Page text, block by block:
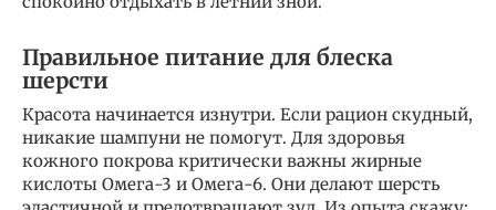
Правильное питание для блеска
шерсти
Красота начинается изнутри. Если рацион скудный,
никакие шампуни не помогут. Для здоровья
кожного покрова критически важны жирные
кислоты Омега-3 и Омега-6. Они делают шерсть